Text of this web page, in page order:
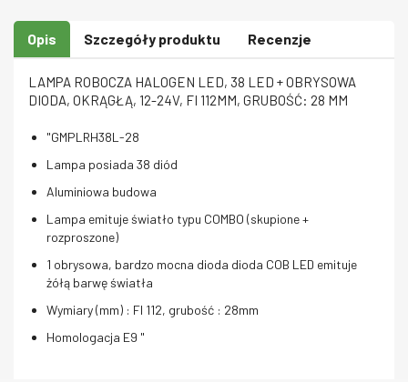
Opis Szczegóły produktu Recenzje
LAMPA ROBOCZA HALOGEN LED, 38 LED + OBRYSOWA
DIODA, OKRĄGŁĄ, 12-24V, FI 112MM, GRUBOŚĆ: 28 MM
"GMPLRH38L-28
Lampa posiada 38 diód
Aluminiowa budowa
Lampa emituje światło typu COMBO (skupione +
rozproszone)
1 obrysowa, bardzo mocna dioda dioda COB LED emituje
żółą barwę światła
Wymiary (mm) : FI 112, grubość : 28mm
Homologacja E9 "